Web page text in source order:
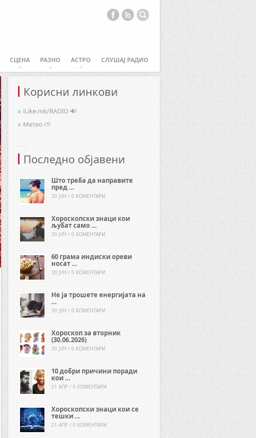
СЦЕНА РАЗНО АСТРО СЛУШАЈ РАДИО
Корисни линкови
iLike.mk/RADIO 🔊
Метео ⛅
Последно објавени
Што треба да направите
пред …
30 ЈУН / 0 КОМЕНТАРИ
Хороскопски знаци кои
љубат само …
30 ЈУН / 0 КОМЕНТАРИ
60 грама индиски ореви
носат …
30 ЈУН / 0 КОМЕНТАРИ
Не ја трошете енергијата на
…
30 ЈУН / 0 КОМЕНТАРИ
Хороскоп за вторник
(30.06.2026)
30 ЈУН / 0 КОМЕНТАРИ
10 добри причини поради
кои …
21 АПР / 0 КОМЕНТАРИ
Хороскопски знаци кои се
тешки …
21 АПР / 0 КОМЕНТАРИ